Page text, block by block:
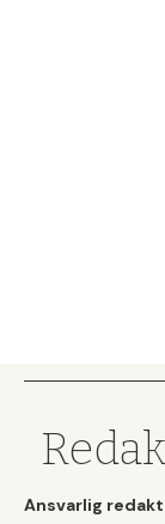
Ansvarlig